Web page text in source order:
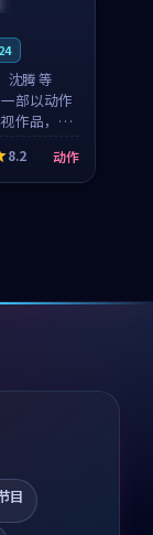
沈腾 等
部以动作
作品，围
与人物成
节奏紧
观看。
8.2 动作
目